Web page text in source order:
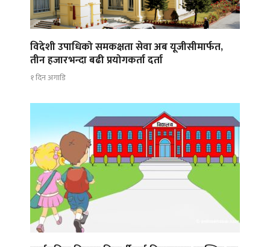
विदेशी उपाधिको समकक्षता सेवा अब यूजीसीमार्फत,
तीन हजारभन्दा बढी प्रयोगकर्ता दर्ता
१ दिन अगाडि